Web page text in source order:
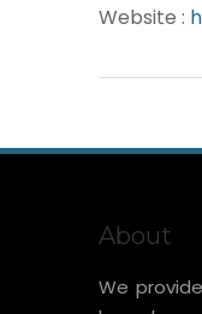
Website :
About
We